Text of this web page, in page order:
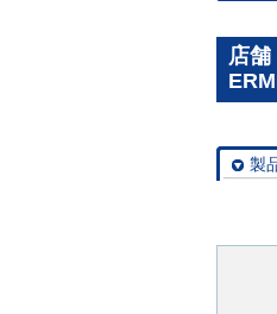
店舗
製